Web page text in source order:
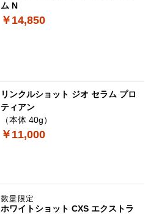
ム N
￥14,850
リンクルショット ジオ セラム プロ
ティアン
（本体 40g）
￥11,000
ホワイトショット CXS エクストラ